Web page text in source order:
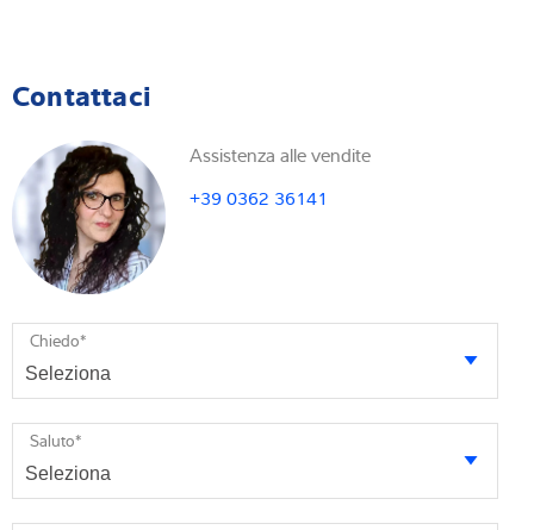
Contattaci
Assistenza alle vendite
+39 0362 36141
Chiedo*
Saluto*